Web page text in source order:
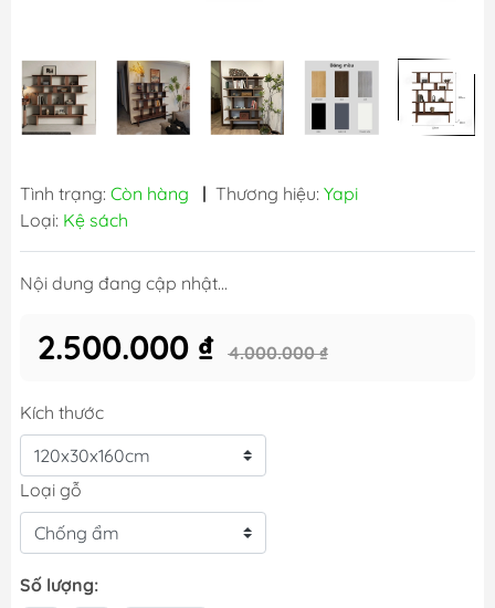
Tình trạng: Còn hàng | Thương hiệu: Yapi
Loại: Kệ sách
Nội dung đang cập nhật...
2.500.000 ₫ 4.000.000 ₫
Kích thước
Loại gỗ
Số lượng: